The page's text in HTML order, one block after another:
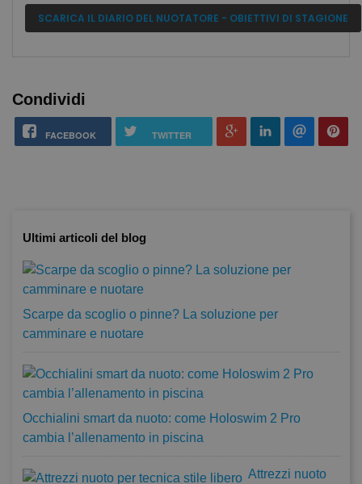
SCARICA IL DIARIO DEL NUOTATORE - OBIETTIVI DI STAGIONE
Condividi
FACEBOOK TWITTER
Ultimi articoli del blog
Scarpe da scoglio o pinne? La soluzione per
camminare e nuotare
Occhialini smart da nuoto: come Holoswim 2 Pro
cambia l’allenamento in piscina
Attrezzi nuoto